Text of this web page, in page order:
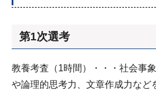
第1次選考
教養考査（1時間）・・・社会事
や論理的思考力、文章作成力など